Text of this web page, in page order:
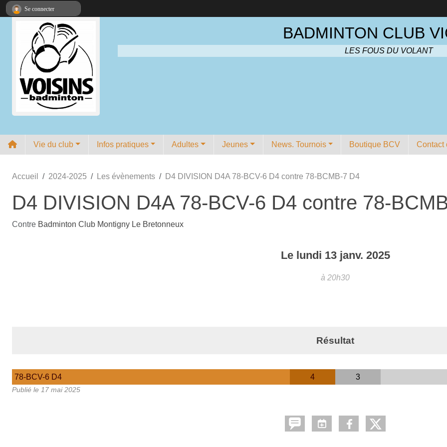
BADMINTON CLUB
LES FOUS DU VOLANT
Vie du club Infos pratiques Adultes Jeunes News. Tournois Boutique BCV Contact
Accueil 2024-2025 Les évènements D4 DIVISION D4A 78-BCV-6 D4 contre 78-BCMB-7 D4
D4 DIVISION D4A 78-BCV-6 D4 contre 78-
Contre Badminton Club Montigny Le Bretonneux
Le lundi 13 janv. 2025
à 20h30
Résultat
78-BCV-6 D4 4 3
Publié le 17 mai 2025
Se connecter
Panneau de gestion des cookies